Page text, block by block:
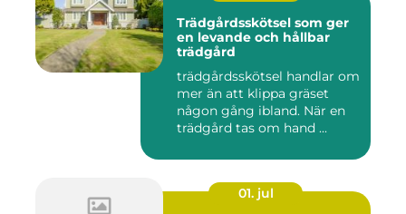
Trädgårdsskötsel som ger
en levande och hållbar
trädgård
trädgårdsskötsel handlar om
mer än att klippa gräset
någon gång ibland. När en
trädgård tas om hand ...
01. jul